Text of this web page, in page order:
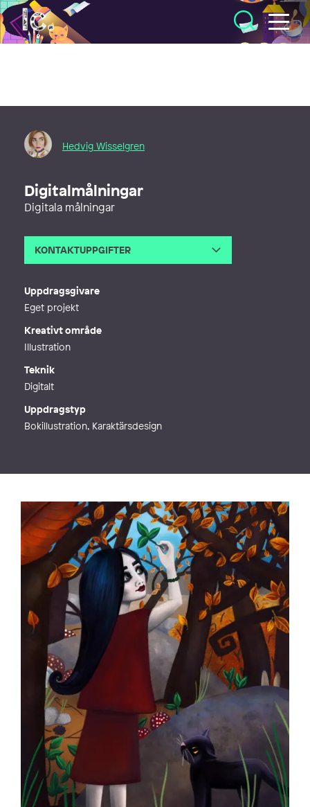
Illustratörcentrum
Hedvig Wisselgren
Digitalmålningar
Digitala målningar
KONTAKTUPPGIFTER
Uppdragsgivare
Eget projekt
Kreativt område
Illustration
Teknik
Digitalt
Uppdragstyp
Bokillustration, Karaktärsdesign